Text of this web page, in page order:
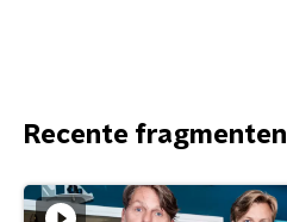
Recente fragmenten